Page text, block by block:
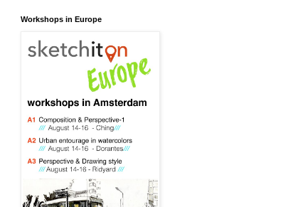
Workshops in Europe